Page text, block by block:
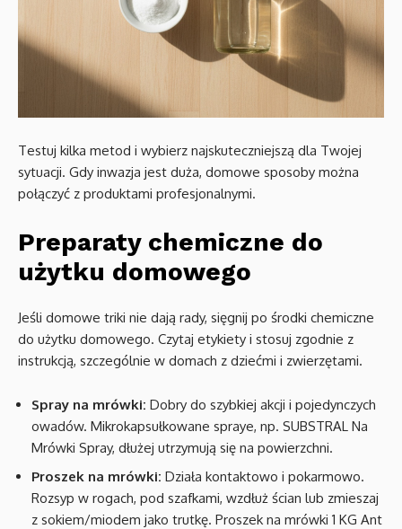
Testuj kilka metod i wybierz najskuteczniejszą dla Twojej
sytuacji. Gdy inwazja jest duża, domowe sposoby można
połączyć z produktami profesjonalnymi.
Preparaty chemiczne do
użytku domowego
Jeśli domowe triki nie dają rady, sięgnij po środki chemiczne
do użytku domowego. Czytaj etykiety i stosuj zgodnie z
instrukcją, szczególnie w domach z dziećmi i zwierzętami.
Spray na mrówki: Dobry do szybkiej akcji i pojedynczych
owadów. Mikrokapsułkowane spraye, np. SUBSTRAL Na
Mrówki Spray, dłużej utrzymują się na powierzchni.
Proszek na mrówki: Działa kontaktowo i pokarmowo.
Rozsyp w rogach, pod szafkami, wzdłuż ścian lub zmieszaj
z sokiem/miodem jako trutkę. Proszek na mrówki 1 KG Ant